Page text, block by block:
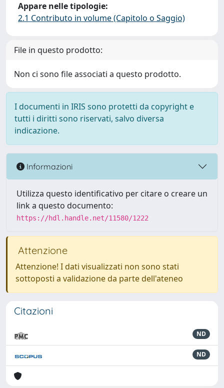
Appare nelle tipologie:
2.1 Contributo in volume (Capitolo o Saggio)
File in questo prodotto:
Non ci sono file associati a questo prodotto.
I documenti in IRIS sono protetti da copyright e
tutti i diritti sono riservati, salvo diversa
indicazione.
Informazioni
Utilizza questo identificativo per citare o creare un
link a questo documento:
https://hdl.handle.net/11580/1222
Attenzione
Attenzione! I dati visualizzati non sono stati
sottoposti a validazione da parte dell'ateneo
Citazioni
ND
ND